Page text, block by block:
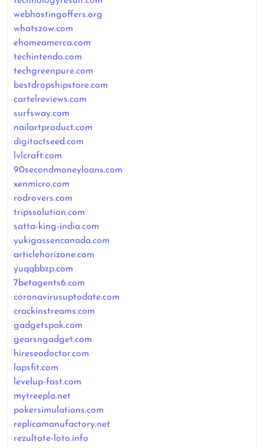
webhostingoffers.org
whatszow.com
ehomeamerca.com
techintendo.com
techgreenpure.com
bestdropshipstore.com
cartelreviews.com
surfsway.com
nailartproduct.com
digitactseed.com
lvlcraft.com
90secondmoneyloans.com
xenmicro.com
rodrovers.com
tripssolution.com
satta-king-india.com
yukigassencanada.com
articlehorizone.com
yuqqbbzp.com
7betagents6.com
coronavirusuptodate.com
crackinstreams.com
gadgetspak.com
gearsngadget.com
hireseodoctor.com
lapsfit.com
levelup-fast.com
mytreepla.net
pokersimulations.com
replicamanufactory.net
rezultate-loto.info